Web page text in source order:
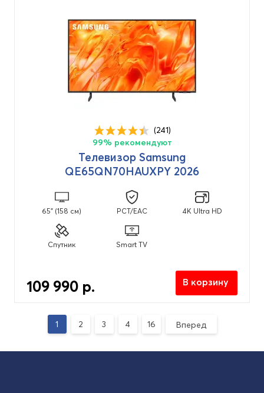
(241)
99% рекомендуют
Телевизор Samsung
QE65QN70HAUXPY 2026
65" (158 см) PCT/EAC 4K Ultra HD
Спутник Smart TV
109 990 р. В корзину
1 2 3 4 16 Вперед